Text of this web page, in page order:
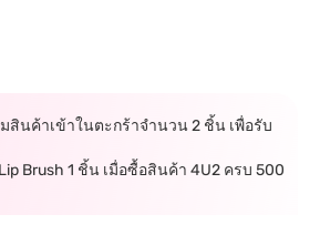
สินค้าเข้าในตะกร้าจำนวน 2 ชิ้น เพื่อรับ
Brush 1 ชิ้น เมื่อซื้อสินค้า 4U2 ครบ 500